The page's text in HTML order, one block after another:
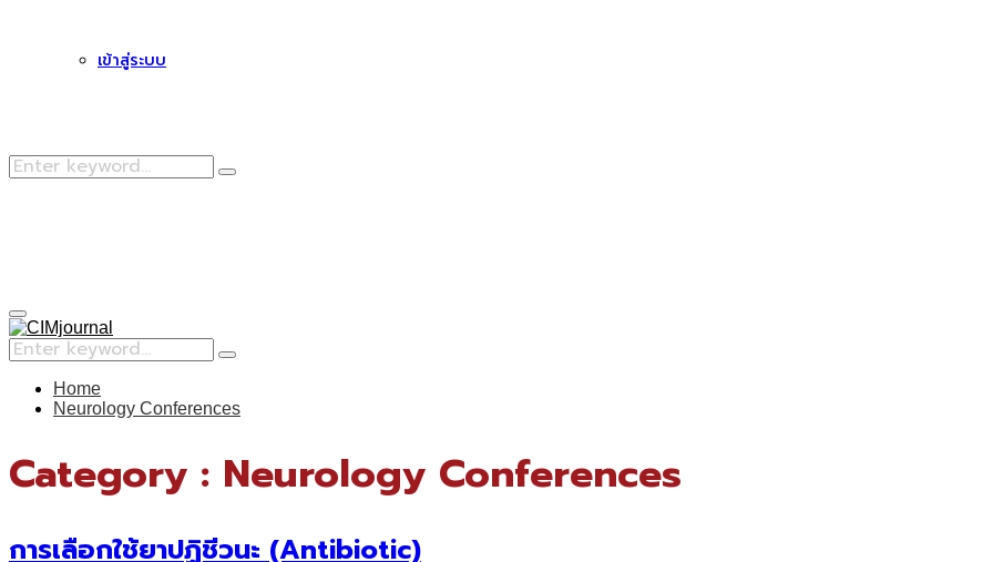
เข้าสู่ระบบ
Search
Search
Primary
Menu
Search
for:
Search
Home
Neurology Conferences
Category : Neurology Conferences
การเลือกใช้ยาปฏิชีวนะ (Antibiotic)